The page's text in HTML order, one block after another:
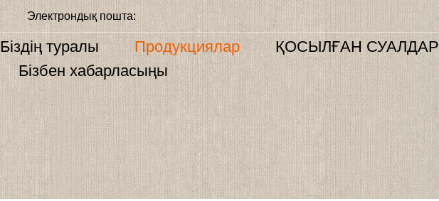
Электрондық пошта:
Біздің туралы Продукциялар
ҚОСЫЛҒАН СУАЛДАР
Бізбен хабарласыңы